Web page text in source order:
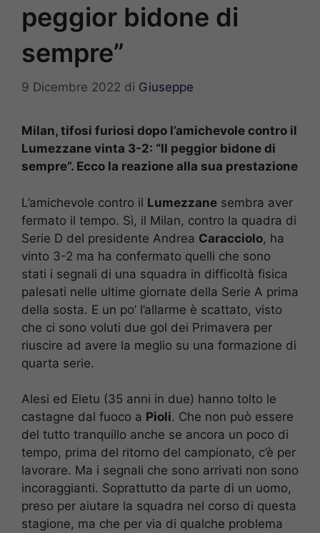
peggior bidone di
sempre”
9 Dicembre 2022 di Giuseppe
Milan, tifosi furiosi dopo l’amichevole contro il
Lumezzane vinta 3-2: “Il peggior bidone di
sempre”. Ecco la reazione alla sua prestazione
L’amichevole contro il Lumezzane sembra aver
fermato il tempo. Sì, il Milan, contro la quadra di
Serie D del presidente Andrea Caracciolo, ha
vinto 3-2 ma ha confermato quelli che sono
stati i segnali di una squadra in difficoltà fisica
palesati nelle ultime giornate della Serie A prima
della sosta. E un po’ l’allarme è scattato, visto
che ci sono voluti due gol dei Primavera per
riuscire ad avere la meglio su una formazione di
quarta serie.
Alesi ed Eletu (35 anni in due) hanno tolto le
castagne dal fuoco a Pioli. Che non può essere
del tutto tranquillo anche se ancora un poco di
tempo, prima del ritorno del campionato, c’è per
lavorare. Ma i segnali che sono arrivati non sono
incoraggianti. Soprattutto da parte di un uomo,
preso per aiutare la squadra nel corso di questa
stagione, ma che per via di qualche problema